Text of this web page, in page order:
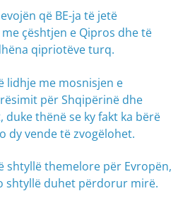
që BE-ja të jetë
çështjen e Qipros dhe të
qipriotëve turq.
lidhje me mosnisjen e
për Shqipërinë dhe
duke thënë se ky fakt ka bërë
dy vende të zvogëlohet.
shtyllë themelore për Evropën,
shtyllë duhet përdorur mirë.